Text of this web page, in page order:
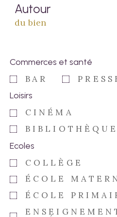
Autour
du bien
Commerces et santé
BAR
Loisirs
CINÉMA
BIBLIOTHÈQUE
Ecoles
COLLÈGE
ÉCOLE
ÉCOLE